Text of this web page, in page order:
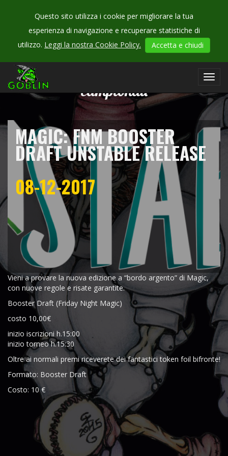
Questo sito utilizza i cookie per migliorare la tua
esperienza di navigazione e recuperare statistiche di
utilizzo. Leggi la nostra Cookie Policy. Accetta e chiudi
OUR
campionati
MAGIC: FNM BOOSTER
DRAFT UNSTABLE RELEASE
08-12-2017
Vieni a provare la nuova edizione a “bordo argento” di Magic,
con nuove regole e risate garantite.
Booster Draft (Friday Night Magic)
costo 10,00€
inizio iscrizioni h.15:00
inizio torneo h.15:30
Oltre ai normali premi riceverete dei fantastici token foil bifronte!
Formato: Booster Draft
Costo: 10 €